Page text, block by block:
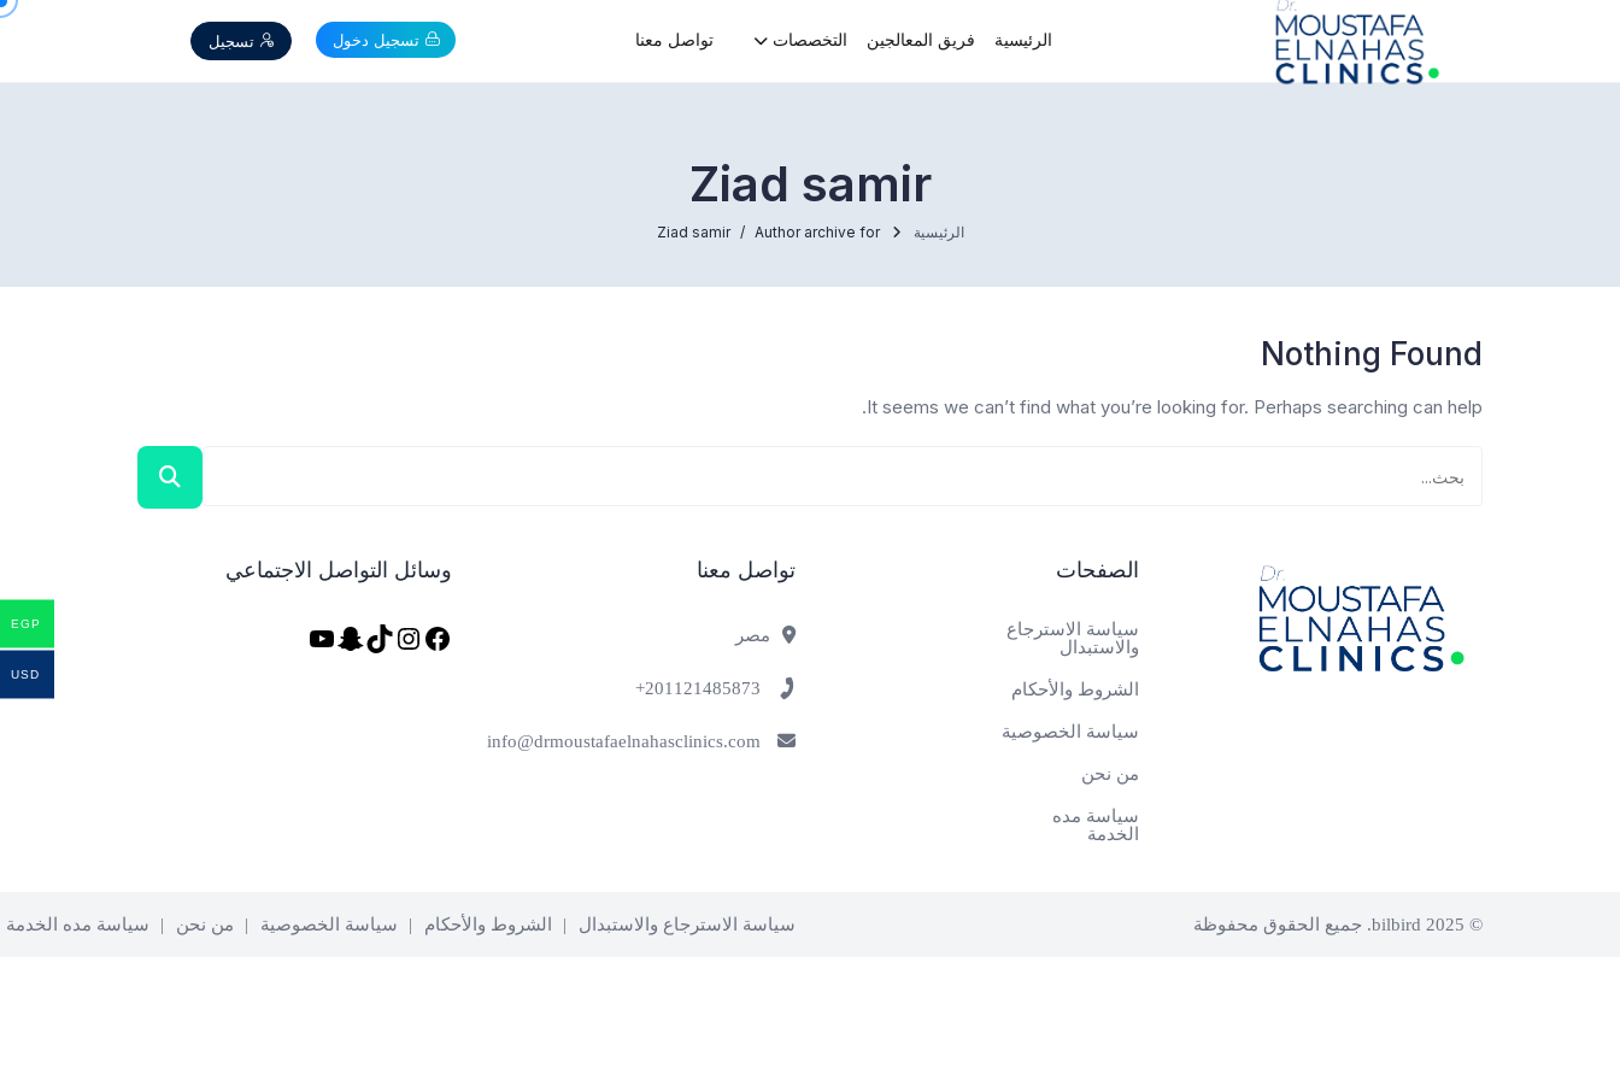
info@drmoustafaelnahasclinics.com
الرئيسية فريق المعالجين التخصصات تواصل معنا تسجيل دخول تسجيل
Ziad samir
الرئيسية Author archive for
Ziad samir
Nothing Found
It seems we can’t find what you’re looking for. Perhaps searching can help.
الصفحات
سياسة الاسترجاع
والاستبدال
الشروط والأحكام
سياسة الخصوصية
من نحن
سياسة مده
الخدمة
تواصل معنا
مصر
وسائل التواصل الاجتماعي
فيسبوك
إنستجرام
تيك سناب
© 2025 bilbird. جميع الحقوق محفوظة سياسة الاسترجاع والاستبدال الشروط والأحكام سياسة الخصوصية من نحن سياسة مده الخدمة
EGP
USD